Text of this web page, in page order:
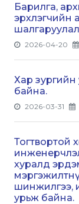
Барилга,
эрхлэгчийн
2026-04-20
Хар
байна.
2026-03-31
Тогтвортой
хуралд
шинжилгээ,
урьж байна.